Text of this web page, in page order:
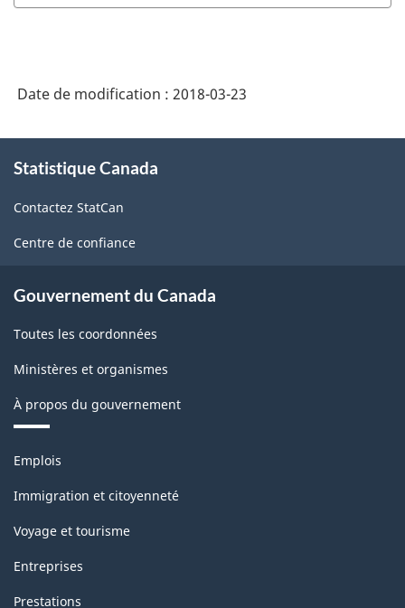
Canada
2.0
-
Structure
classification
Date de modification : 2018-03-23
propos
ce
site
Statistique Canada
Contactez StatCan
Centre de confiance
Gouvernement du Canada
Toutes les coordonnées
Ministères et organismes
À propos du gouvernement
Thèmes
sujets
Emplois
Immigration et citoyenneté
Voyage et tourisme
Entreprises
Prestations